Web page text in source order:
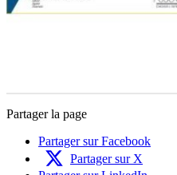
Partager la page
Partager sur Facebook
Partager sur X